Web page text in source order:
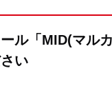
ル「MID(マル
い